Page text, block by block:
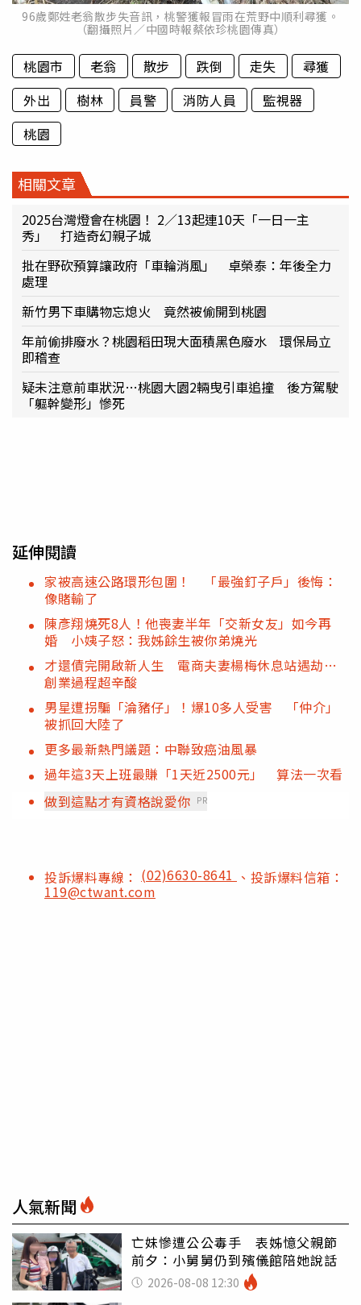
96歲鄭姓老翁散步失音訊，桃警獲報冒雨在荒野中順利尋獲。
（翻攝照片／中國時報蔡依珍桃園傳真）
桃園市 老翁 散步 跌倒 走失
尋獲
外出
樹林 員警 消防人員
監視器
桃園
相關文章
2025台灣燈會在桃園！ 2／13起連10天「一日一主
秀」 打造奇幻親子城
批在野砍預算讓政府「車輪消風」 卓榮泰：年後全力
處理
新竹男下車購物忘熄火 竟然被偷開到桃園
年前偷排廢水？桃園稻田現大面積黑色廢水 環保局立
即稽查
疑未注意前車狀況…桃園大園2輛曳引車追撞 後方駕駛
「軀幹變形」慘死
延伸閱讀
家被高速公路環形包圍！ 「最強釘子戶」後悔：
像賭輸了
陳彥翔燒死8人！他喪妻半年「交新女友」如今再
婚 小姨子怒：我姊餘生被你弟燒光
才還債完開啟新人生 電商夫妻楊梅休息站遇劫…
創業過程超辛酸
男星遭拐騙「淪豬仔」！爆10多人受害 「仲介」
被抓回大陸了
更多最新熱門議題：中聯致癌油風暴
過年這3天上班最賺「1天近2500元」 算法一次看
做到這點才有資格說愛你 PR
投訴爆料專線： (02)6630-8641 、投訴爆料信箱：
119@ctwant.com
人氣新聞
亡妹慘遭公公毒手 表姊憶父親節
前夕：小舅舅仍到殯儀館陪她說話
2026-08-08 12:30